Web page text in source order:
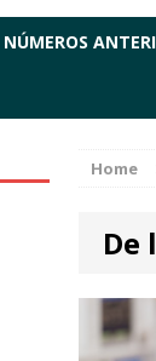
NÚMEROS
Home
De